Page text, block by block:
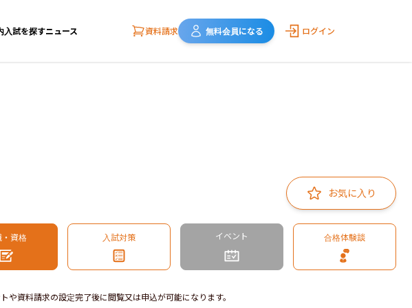
入試を探すニュース 資料請求 無料会員になる ログイン
お気に入り
・資格 入試対策 イベント 合格体験談
資料請求の設定完了後に閲覧又は申込が可能になります。